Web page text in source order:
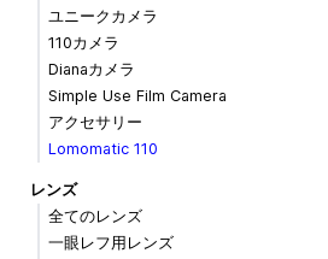
ユニークカメラ
110カメラ
Dianaカメラ
Simple Use Film Camera
アクセサリー
Lomomatic 110
レンズ
全てのレンズ
一眼レフ用レンズ